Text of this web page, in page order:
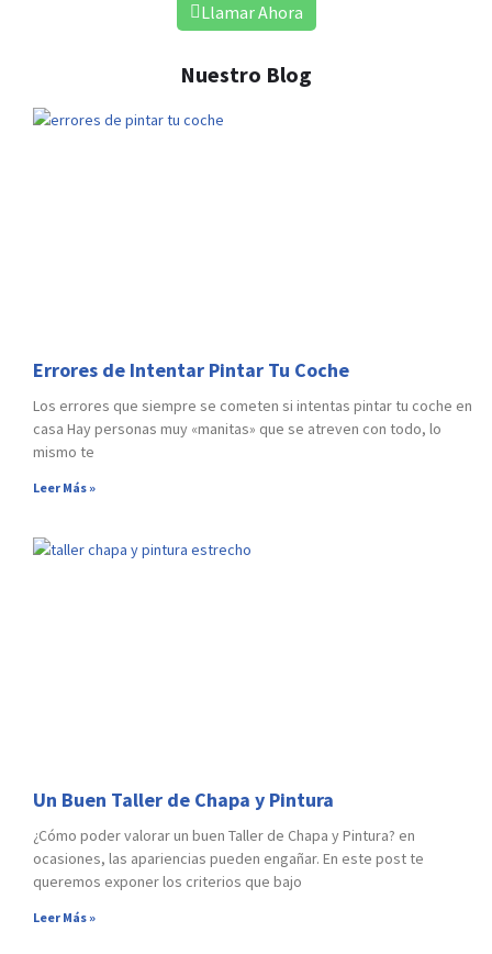
Llamar Ahora
Nuestro Blog
Errores de Intentar Pintar Tu Coche
Los errores que siempre se cometen si intentas pintar tu coche en
casa Hay personas muy «manitas» que se atreven con todo, lo
mismo te
Leer Más »
Un Buen Taller de Chapa y Pintura
¿Cómo poder valorar un buen Taller de Chapa y Pintura? en
ocasiones, las apariencias pueden engañar. En este post te
queremos exponer los criterios que bajo
Leer Más »